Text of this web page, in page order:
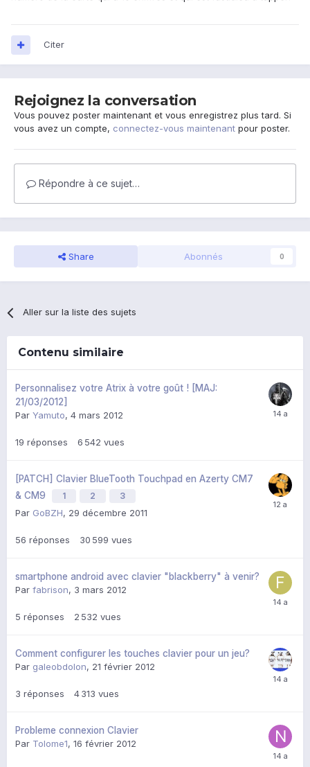
Citer
Rejoignez la conversation
Vous pouvez poster maintenant et vous enregistrez plus tard. Si
vous avez un compte, connectez-vous maintenant pour poster.
Répondre à ce sujet…
Share Abonnés 0
Aller sur la liste des sujets
Contenu similaire
Personnalisez votre Atrix à votre goût ! [MAJ:
21/03/2012]
Par Yamuto, 4 mars 2012
19 réponses 6 542 vues
[PATCH] Clavier BlueTooth Touchpad en Azerty CM7
& CM9
1 2 3
Par GoBZH, 29 décembre 2011
56 réponses 30 599 vues
smartphone android avec clavier "blackberry" à venir?
Par fabrison, 3 mars 2012
5 réponses 2 532 vues
Comment configurer les touches clavier pour un jeu?
Par galeobdolon, 21 février 2012
3 réponses 4 313 vues
Probleme connexion Clavier
Par Tolome1, 16 février 2012